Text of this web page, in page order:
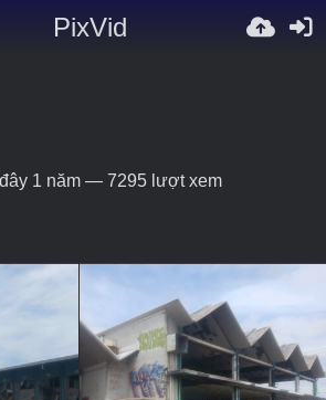
PixVid
1 năm — 7295 lượt xem